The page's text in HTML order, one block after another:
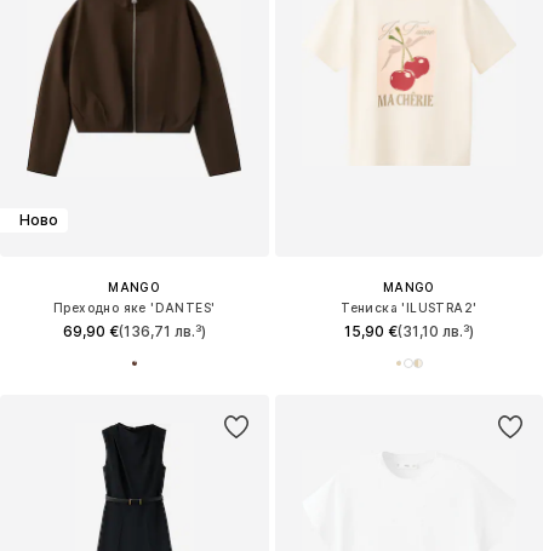
Ново
MANGO
Преходно яке 'DANTES'
69,90 €(136,71 лв.³)
MANGO
Тениска 'ILUSTRA2'
15,90 €(31,10 лв.³)